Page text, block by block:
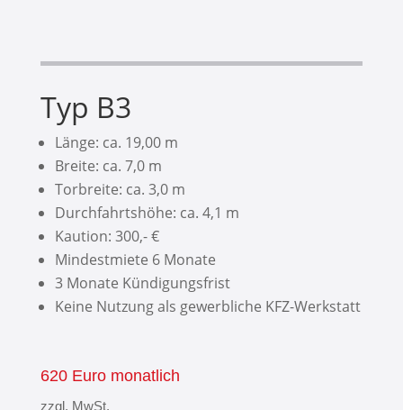
Typ B3
Länge: ca. 19,00 m
Breite: ca. 7,0 m
Torbreite: ca. 3,0 m
Durchfahrtshöhe: ca. 4,1 m
Kaution: 300,- €
Mindestmiete 6 Monate
3 Monate Kündigungsfrist
Keine Nutzung als gewerbliche KFZ-Werkstatt
620 Euro monatlich
zzgl. MwSt.